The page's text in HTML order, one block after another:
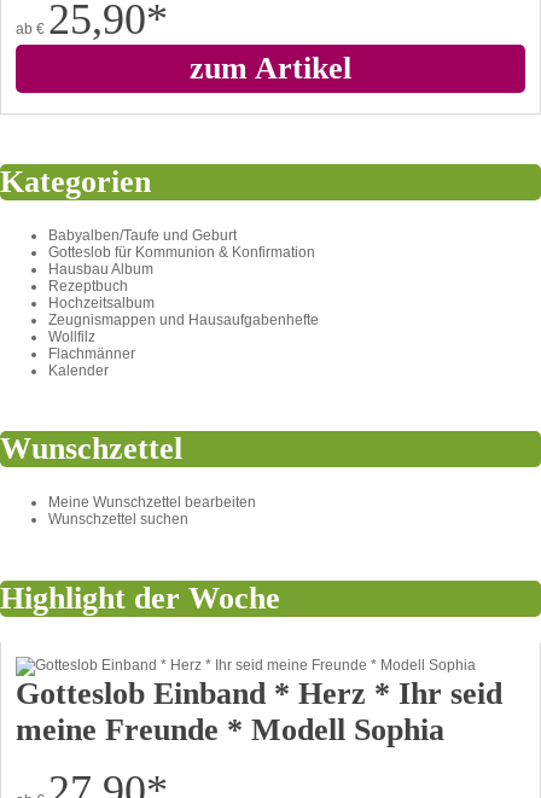
ab € 25,90*
zum Artikel
Kategorien
Babyalben/Taufe und Geburt
Gotteslob für Kommunion & Konfirmation
Hausbau Album
Rezeptbuch
Hochzeitsalbum
Zeugnismappen und Hausaufgabenhefte
Wollfilz
Flachmänner
Kalender
Wunschzettel
Meine Wunschzettel bearbeiten
Wunschzettel suchen
Highlight der Woche
Gotteslob Einband * Herz * Ihr seid
meine Freunde * Modell Sophia